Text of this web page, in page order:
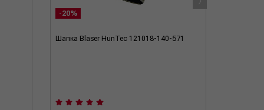
-20%
Шапка Blaser HunTec 121018-140-571